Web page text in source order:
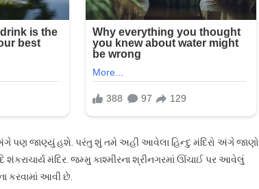
પણ જાણ્યું હશે. પરંતુ શું તમે અહી આવેલા હિન્દુ મંદિરો અંગે જાણો
મંદિર. જમ્મુ કાશ્મીરના શ્રીનગરમાં ઊંચાઈ પર આવેલું
કરવામાં આવી છે.